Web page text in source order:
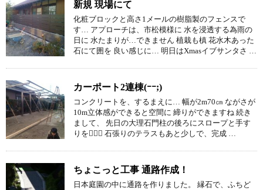
新規 現場にて
化粧ブロックと高さ1メールの樹脂製のフェンスで
す… アプローチは、市松模様に 水を浸透する為雨の
日に 水たまりが…できません 植栽も槙 花水木あった
石にて囲を 良い感じに… 明日はXmasイブサンタさ …
カーポート2連棟(ｰｰ;)
コンクリートを、するまえに… 幅が2m70㎝ ながさが
10m立体感ができると空間に 締りができますね 続き
まして、 先日の大理石門柱の後ろにスロープと手す
りを 石張りのテラスもあと少しで、完成 …
ちょこっと工事 通路作成！
日本庭園の中に通路を作りました。 縁石で、ふちど